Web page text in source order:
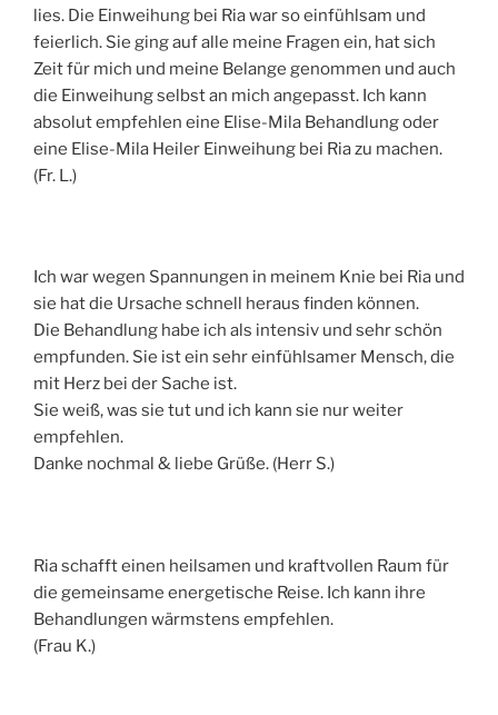
lies. Die Einweihung bei Ria war so einfühlsam und
feierlich. Sie ging auf alle meine Fragen ein, hat sich
Zeit für mich und meine Belange genommen und auch
die Einweihung selbst an mich angepasst. Ich kann
absolut empfehlen eine Elise-Mila Behandlung oder
eine Elise-Mila Heiler Einweihung bei Ria zu machen.
(Fr. L.)
Ich war wegen Spannungen in meinem Knie bei Ria und
sie hat die Ursache schnell heraus finden können.
Die Behandlung habe ich als intensiv und sehr schön
empfunden. Sie ist ein sehr einfühlsamer Mensch, die
mit Herz bei der Sache ist.
Sie weiß, was sie tut und ich kann sie nur weiter
empfehlen.
Danke nochmal & liebe Grüße. (Herr S.)
Ria schafft einen heilsamen und kraftvollen Raum für
die gemeinsame energetische Reise. Ich kann ihre
Behandlungen wärmstens empfehlen.
(Frau K.)